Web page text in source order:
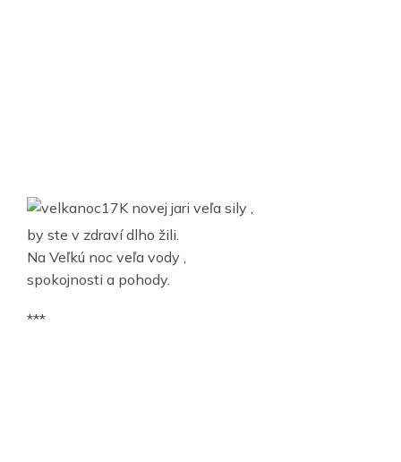
K novej jari veľa sily ,
by ste v zdraví dlho žili.
Na Veľkú noc veľa vody ,
spokojnosti a pohody.
***